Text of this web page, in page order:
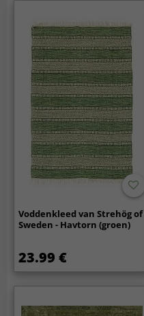
Voddenkleed van Strehög of
Sweden - Havtorn (groen)
23.99 €